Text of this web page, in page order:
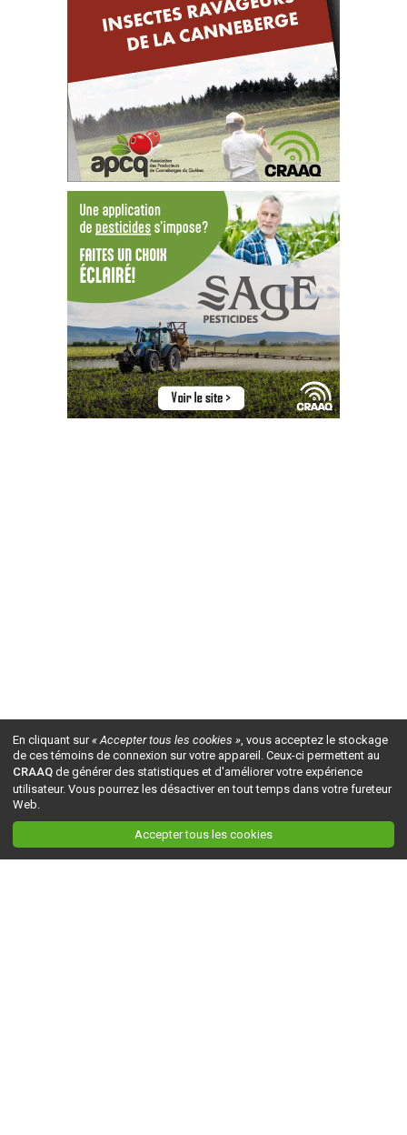
En cliquant sur« Accepter tous les cookies », vous acceptez le stockage
de ces témoins de connexion sur votre appareil. Ceux-ci permettent au
CRAAQ de générer des statistiques et d'améliorer votre expérience
utilisateur. Vous pourrez les désactiver en tout temps dans votre fureteur
Web.
Accepter tous les cookies